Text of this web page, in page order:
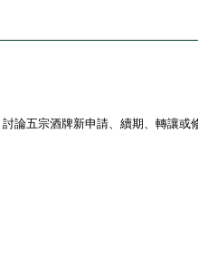
五宗酒牌新申請、續期、轉讓或